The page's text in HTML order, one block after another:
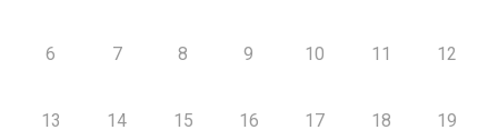
6 7 8 9 10 11 12
13 14 15 16 17 18 19